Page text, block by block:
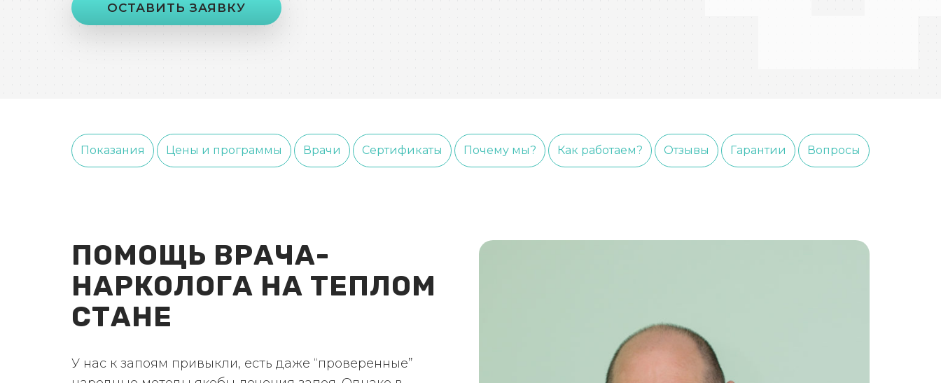
ОСТАВИТЬ ЗАЯВКУ
Показания Цены и программы Врачи Сертификаты Почему мы? Как работаем? Отзывы Гарантии Вопросы
ПОМОЩЬ ВРАЧА-
НАРКОЛОГА НА ТЕПЛОМ
СТАНЕ
У нас к запоям привыкли, есть даже “проверенные”